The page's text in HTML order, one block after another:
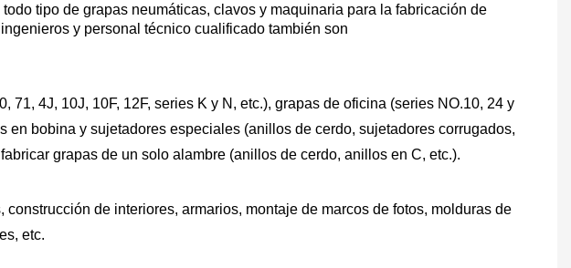
tipo de grapas neumáticas, clavos y maquinaria para la fabricación de
y personal técnico cualificado también son
4J, 10J, 10F, 12F, series K y N, etc.), grapas de oficina (series NO.10, 24 y
bobina y sujetadores especiales (anillos de cerdo, sujetadores corrugados,
grapas de un solo alambre (anillos de cerdo, anillos en C, etc.).
de interiores, armarios, montaje de marcos de fotos, molduras de
etc.